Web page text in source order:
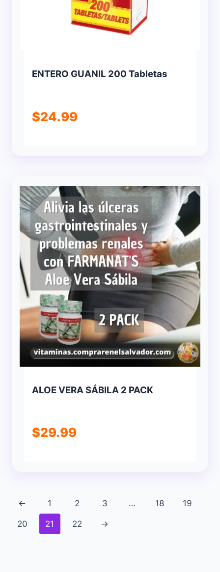
ENTERO GUANIL 200 Tabletas
$24.99
ALOE VERA SÁBILA 2 PACK
$29.99
← 1 2 3 … 18 19
20 21 22 →